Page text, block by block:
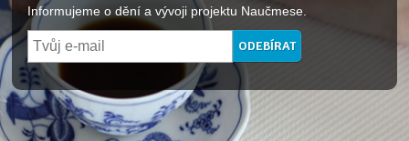
Informujeme o dění a vývoji projektu Naučmese.